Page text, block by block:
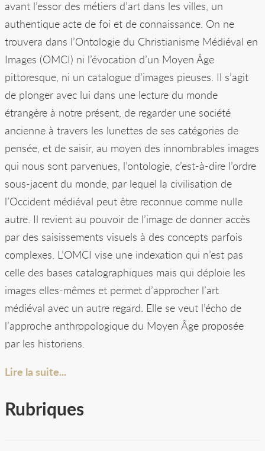
avant l’essor des métiers d’art dans les villes, un
authentique acte de foi et de connaissance. On ne
trouvera dans l’Ontologie du Christianisme Médiéval en
Images (OMCI) ni l’évocation d’un Moyen Âge
pittoresque, ni un catalogue d’images pieuses. Il s’agit
de plonger avec lui dans une lecture du monde
étrangère à notre présent, de regarder une société
ancienne à travers les lunettes de ses catégories de
pensée, et de saisir, au moyen des innombrables images
qui nous sont parvenues, l’ontologie, c’est-à-dire l’ordre
sous-jacent du monde, par lequel la civilisation de
l’Occident médiéval peut être reconnue comme nulle
autre. Il revient au pouvoir de l’image de donner accès
par des saisissements visuels à des concepts parfois
complexes. L’OMCI vise une indexation qui n’est pas
celle des bases catalographiques mais qui déploie les
images elles-mêmes et permet d’approcher l’art
médiéval avec un autre regard. Elle se veut l’écho de
l’approche anthropologique du Moyen Âge proposée
par les historiens.
Lire la suite...
Rubriques